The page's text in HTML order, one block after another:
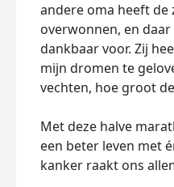
andere oma heeft de
overwonnen, en
dankbaar voor. Zij
mijn dromen te
vechten, hoe groot
Met deze halve
een beter leven met
kanker raakt ons